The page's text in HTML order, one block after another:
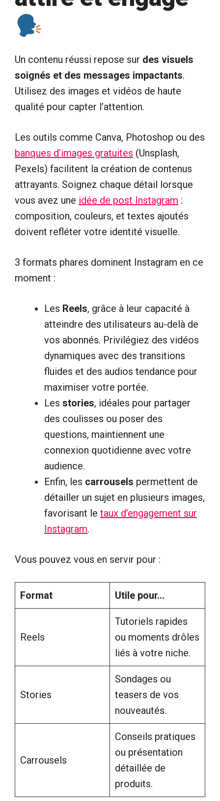
Un contenu réussi repose sur des visuels
soignés et des messages impactants.
Utilisez des images et vidéos de haute
qualité pour capter l’attention.
Les outils comme Canva, Photoshop ou des
banques d’images gratuites (Unsplash,
Pexels) facilitent la création de contenus
attrayants. Soignez chaque détail lorsque
vous avez une idée de post Instagram :
composition, couleurs, et textes ajoutés
doivent refléter votre identité visuelle.
3 formats phares dominent Instagram en ce
moment :
Les Reels, grâce à leur capacité à
atteindre des utilisateurs au-delà de
vos abonnés. Privilégiez des vidéos
dynamiques avec des transitions
fluides et des audios tendance pour
maximiser votre portée.
Les stories, idéales pour partager
des coulisses ou poser des
questions, maintiennent une
connexion quotidienne avec votre
audience.
Enfin, les carrousels permettent de
détailler un sujet en plusieurs images,
favorisant le taux d’engagement sur
Instagram.
Vous pouvez vous en servir pour :
Format Utile pour…
Reels
Tutoriels rapides
ou moments drôles
liés à votre niche.
Stories
Sondages ou
teasers de vos
nouveautés.
Carrousels
Conseils pratiques
ou présentation
détaillée de
produits.